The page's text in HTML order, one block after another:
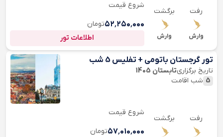
تور گرجستان باتومی + تفلیس 5 شب
تاریخ برگزاریتابستان 1405
5 شب اقامت
رفت برگشت
شروع قیمت
۵۷٬۰۱۰٬۰۰۰تومان
رفت
وارش
برگشت
وارش
شروع قیمت
۵۲٬۲۵۰٬۰۰۰تومان
اطلاعات تور